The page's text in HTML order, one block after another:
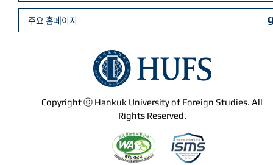
Copyright ⓒ Hankuk University of Foreign Studies. All
Rights Reserved.
주요 홈페이지